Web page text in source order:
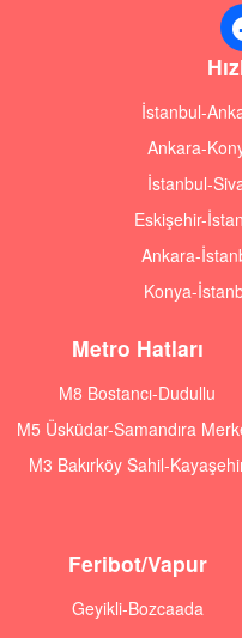
İstanbul-
Ankara-
İstanbul-
Eskişehir-
Ankara-
Konya-
Metro Hatları
M8 Bostancı-Dudullu
M5 Üsküdar-Samandıra
M3 Bakırköy Sahil-
Feribot/Vapur
Geyikli-Bozcaada